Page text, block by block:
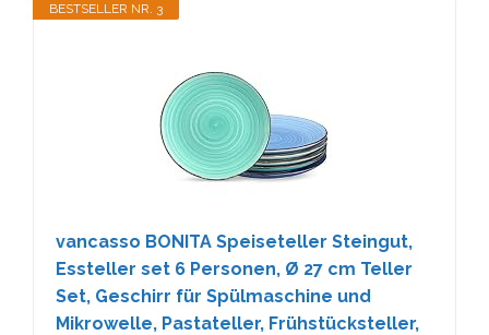
BESTSELLER NR. 3
vancasso BONITA Speiseteller Steingut,
Essteller set 6 Personen, Ø 27 cm Teller
Set, Geschirr für Spülmaschine und
Mikrowelle, Pastateller, Frühstücksteller,